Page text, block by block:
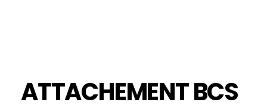
ATTACHEMENT BCS